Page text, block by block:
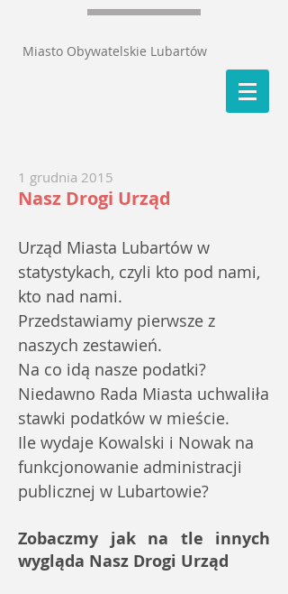
Miasto Obywatelskie Lubartów
1 grudnia 2015
Nasz Drogi Urząd
Urząd Miasta Lubartów w
statystykach, czyli kto pod nami,
kto nad nami.
Przedstawiamy pierwsze z
naszych zestawień.
Na co idą nasze podatki?
Niedawno Rada Miasta uchwaliła
stawki podatków w mieście.
Ile wydaje Kowalski i Nowak na
funkcjonowanie administracji
publicznej w Lubartowie?
Zobaczmy jak na tle innych
wygląda Nasz Drogi Urząd